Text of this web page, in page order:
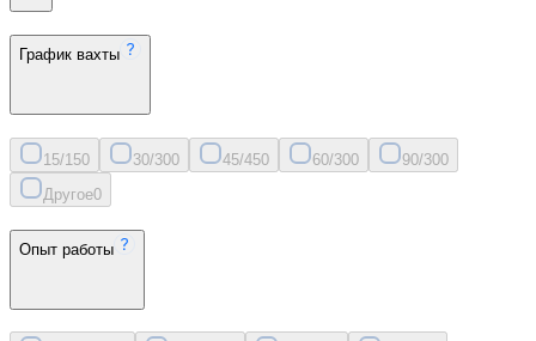
График вахты
15/150 30/300 45/450 60/300 90/300
Другое0
Опыт работы